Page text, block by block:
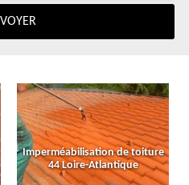
Imperméabilisation de toiture
44 Loire-Atlantique